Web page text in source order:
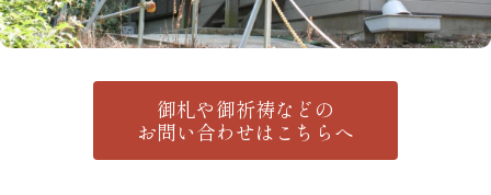
御札や御祈祷などの
お問い合わせはこちらへ